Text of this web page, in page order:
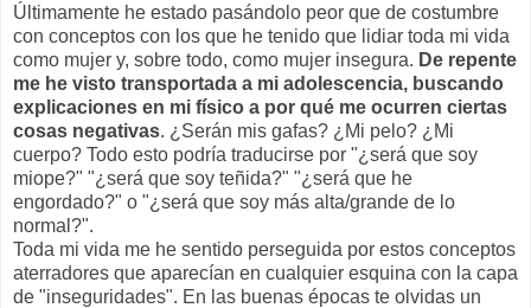
Últimamente he estado pasándolo peor que de costumbre
con conceptos con los que he tenido que lidiar toda mi vida
como mujer y, sobre todo, como mujer insegura. De repente
me he visto transportada a mi adolescencia, buscando
explicaciones en mi físico a por qué me ocurren ciertas
cosas negativas. ¿Serán mis gafas? ¿Mi pelo? ¿Mi
cuerpo? Todo esto podría traducirse por "¿será que soy
miope?" "¿será que soy teñida?" "¿será que he
engordado?" o "¿será que soy más alta/grande de lo
normal?".
Toda mi vida me he sentido perseguida por estos conceptos
aterradores que aparecían en cualquier esquina con la capa
de "inseguridades". En las buenas épocas te olvidas un